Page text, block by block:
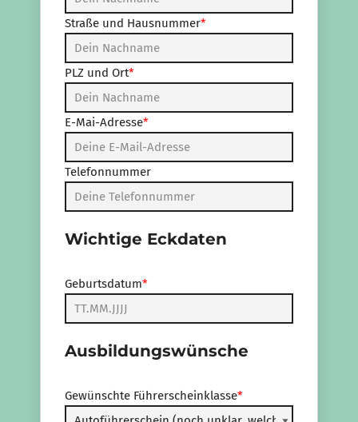
Straße und Hausnummer*
PLZ und Ort*
E-Mai-Adresse*
Telefonnummer
Wichtige Eckdaten
Geburtsdatum*
Ausbildungswünsche
Gewünschte Führerscheinklasse*